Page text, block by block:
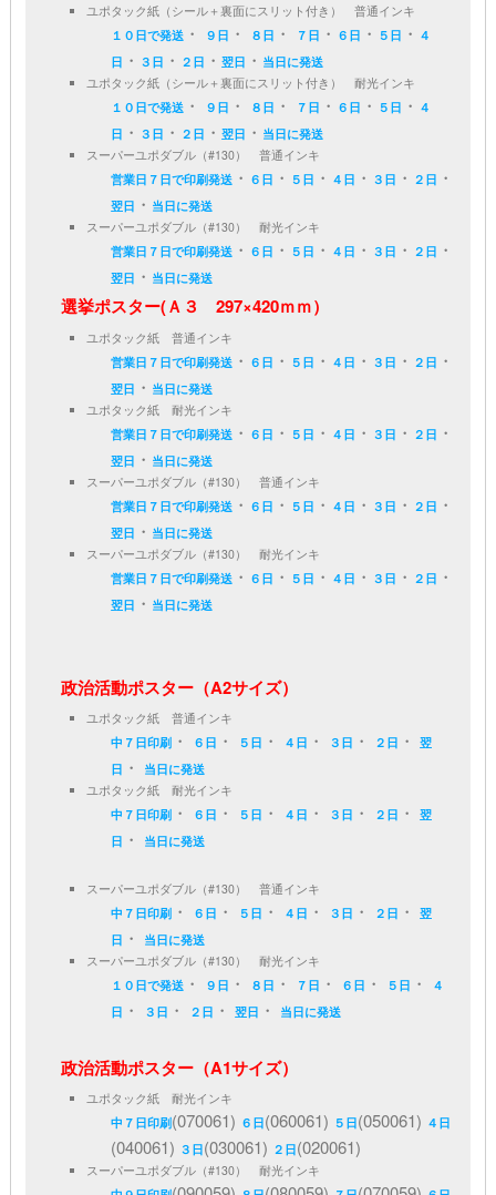
ユポタック紙（シール＋裏面にスリット付き） 普通インキ
１０日で発送 ・ ９日 ・ ８日 ・ ７日 ・ ６日 ・ ５日 ・ ４
日 ・ ３日 ・ ２日 ・翌日 ・ 当日に発送
ユポタック紙（シール＋裏面にスリット付き） 耐光インキ
１０日で発送 ・ ９日 ・ ８日 ・ ７日 ・ ６日 ・ ５日 ・ ４
日 ・ ３日 ・ ２日 ・翌日 ・ 当日に発送
スーパーユポダブル（#130） 普通インキ
営業日７日で印刷発送 ・ ６日 ・ ５日 ・ ４日 ・ ３日 ・ ２日 ・
翌日 ・ 当日に発送
スーパーユポダブル（#130） 耐光インキ
営業日７日で印刷発送 ・ ６日 ・ ５日 ・ ４日 ・ ３日 ・ ２日 ・
翌日 ・ 当日に発送
選挙ポスター(Ａ３ 297×420ｍｍ）
ユポタック紙 普通インキ
営業日７日で印刷発送 ・ ６日 ・ ５日 ・ ４日 ・ ３日 ・ ２日 ・
翌日 ・ 当日に発送
ユポタック紙 耐光インキ
営業日７日で印刷発送 ・ ６日 ・ ５日 ・ ４日 ・ ３日 ・ ２日 ・
翌日 ・ 当日に発送
スーパーユポダブル（#130） 普通インキ
営業日７日で印刷発送 ・ ６日 ・ ５日 ・ ４日 ・ ３日 ・ ２日 ・
翌日 ・ 当日に発送
スーパーユポダブル（#130） 耐光インキ
営業日７日で印刷発送 ・ ６日 ・ ５日 ・ ４日 ・ ３日 ・ ２日 ・
翌日 ・ 当日に発送
政治活動ポスター（A2サイズ）
ユポタック紙 普通インキ
中７日印刷 ・ ６日 ・ ５日 ・ ４日 ・ ３日 ・ ２日 ・翌
日 ・
当日に発送
ユポタック紙 耐光インキ
中７日印刷 ・ ６日 ・ ５日 ・ ４日 ・ ３日 ・ ２日 ・翌
日 ・ 当日に発送
スーパーユポダブル（#130） 普通インキ
中７日印刷 ・ ６日 ・ ５日 ・ ４日 ・ ３日 ・ ２日 ・翌
日 ・
当日に発送
スーパーユポダブル（#130） 耐光インキ
１０日で発送 ・ ９日 ・ ８日 ・ ７日 ・ ６日 ・ ５日 ・
４
日 ・ ３日 ・ ２日 ・翌日 ・ 当日に発送
政治活動ポスター（A1サイズ）
ユポタック紙 耐光インキ
中７日印刷(070061) ６日(060061) ５日(050061) ４日
(040061) ３日(030061) ２日(020061)
スーパーユポダブル（#130） 耐光インキ